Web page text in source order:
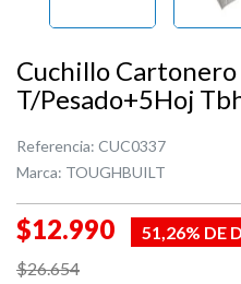
Cuchillo Cartonero
T/Pesado+5Hoj
Referencia: CUC0337
Marca: TOUGHBUILT
$12.990
51,26% DE
$26.654